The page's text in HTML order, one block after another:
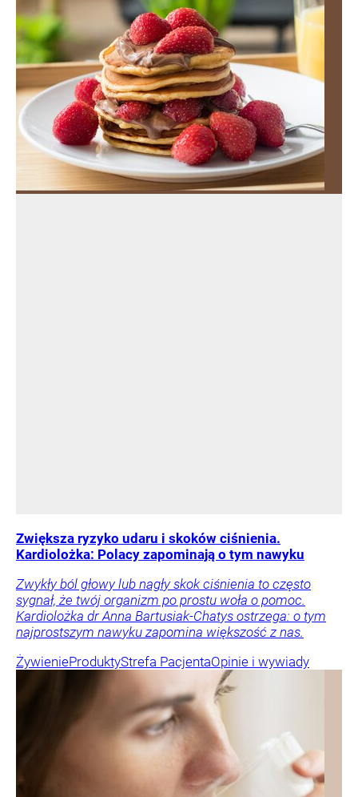
Zwiększa ryzyko udaru i skoków ciśnienia.
Kardiolożka: Polacy zapominają o tym nawyku
Zwykły ból głowy lub nagły skok ciśnienia to często
sygnał, że twój organizm po prostu woła o pomoc.
Kardiolożka dr Anna Bartusiak-Chatys ostrzega: o tym
najprostszym nawyku zapomina większość z nas.
ŻywienieProduktyStrefa PacjentaOpinie i wywiady